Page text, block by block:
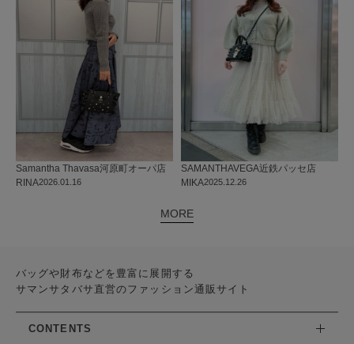
2026.01.16
Samantha Thavasa河原町オーパ店
RINA
2025.12.26
SAMANTHAVEGA近鉄パッセ店
MIKA
MORE
バッグや財布などを豊富に展開する
サマンサタバサ直営のファッション通販サイト
CONTENTS